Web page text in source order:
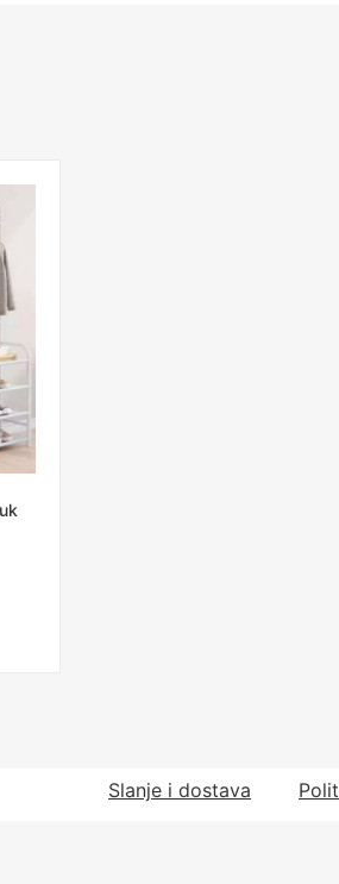
Slanje i dostava